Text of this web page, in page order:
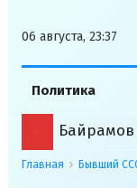
06 августа, 23:37
Политика
Байрамов
Главная Бывший